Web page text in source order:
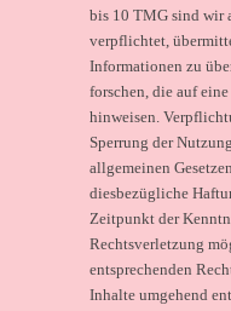
bis 10 TMG sind wir
verpflichtet,
Informationen zu
forschen, die auf
hinweisen.
Sperrung der
allgemeinen
diesbezügliche
Zeitpunkt der
Rechtsverletzung
entsprechenden
Inhalte umgehend